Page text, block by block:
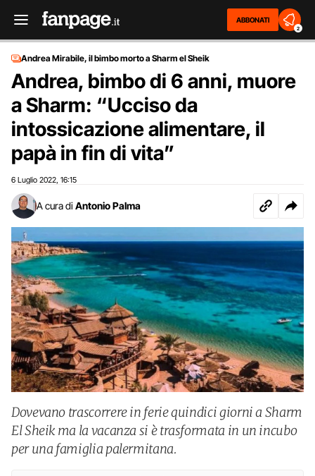
ABBONATI
2
Andrea Mirabile, il bimbo morto a Sharm el Sheik
Andrea, bimbo di 6 anni, muore
a Sharm: “Ucciso da
intossicazione alimentare, il
papà in fin di vita”
6 Luglio 2022 16:15
A cura di Antonio Palma
Dovevano trascorrere in ferie quindici giorni a Sharm
El Sheik ma la vacanza si è trasformata in un incubo
per una famiglia palermitana.